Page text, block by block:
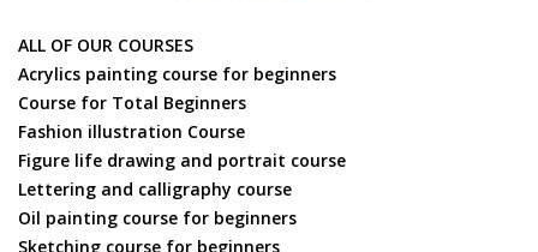
ALL OF OUR COURSES
Acrylics painting course for beginners
Course for Total Beginners
Fashion illustration Course
Figure life drawing and portrait course
Lettering and calligraphy course
Oil painting course for beginners
Sketching course for beginners